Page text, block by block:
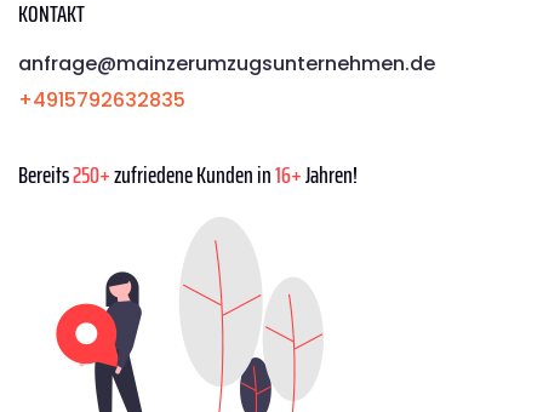
KONTAKT
anfrage@mainzerumzugsunternehmen.de
+4915792632835
Bereits250+zufriedene Kunden in16+Jahren!